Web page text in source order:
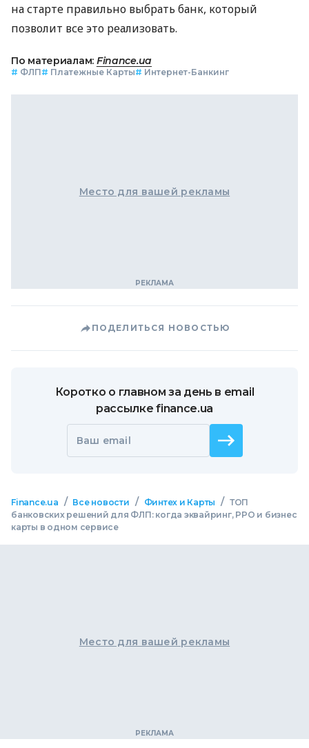
на старте правильно выбрать банк, который
позволит все это реализовать.
По материалам: Finance.ua
# ФЛП# Платежные Карты# Интернет-Банкинг
Место для вашей рекламы
ПОДЕЛИТЬСЯ НОВОСТЬЮ
Коротко о главном за день в email
рассылке finance.ua
Ваш email
Finance.ua / Все новости / Финтех и Карты / ТОП
банковских решений для ФЛП: когда эквайринг, РРО и бизнес
карты в одном сервисе
Место для вашей рекламы